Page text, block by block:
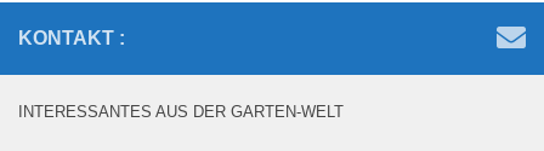
KONTAKT :
INTERESSANTES AUS DER GARTEN-WELT